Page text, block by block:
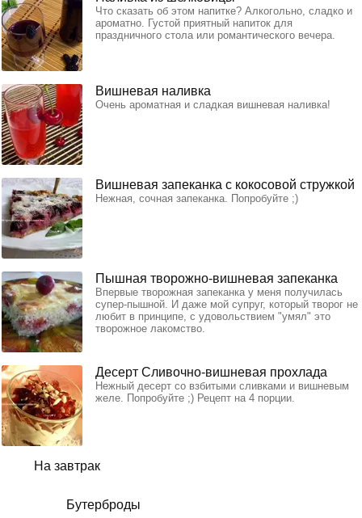
На завтрак
Бутерброды
Что сказать об этом напитке? Алкогольно, сладко и
ароматно. Густой приятный напиток для
праздничного стола или романтического вечера.
Вишневая наливка
Очень ароматная и сладкая вишневая наливка!
Вишневая запеканка с кокосовой стружкой
Нежная, сочная запеканка. Попробуйте ;)
Пышная творожно-вишневая запеканка
Впервые творожная запеканка у меня получилась
супер-пышной. И даже мой супруг, который творог не
любит в принципе, с удовольствием "умял" это
творожное лакомство.
Десерт Сливочно-вишневая прохлада
Нежный десерт со взбитыми сливками и вишневым
желе. Попробуйте ;) Рецепт на 4 порции.